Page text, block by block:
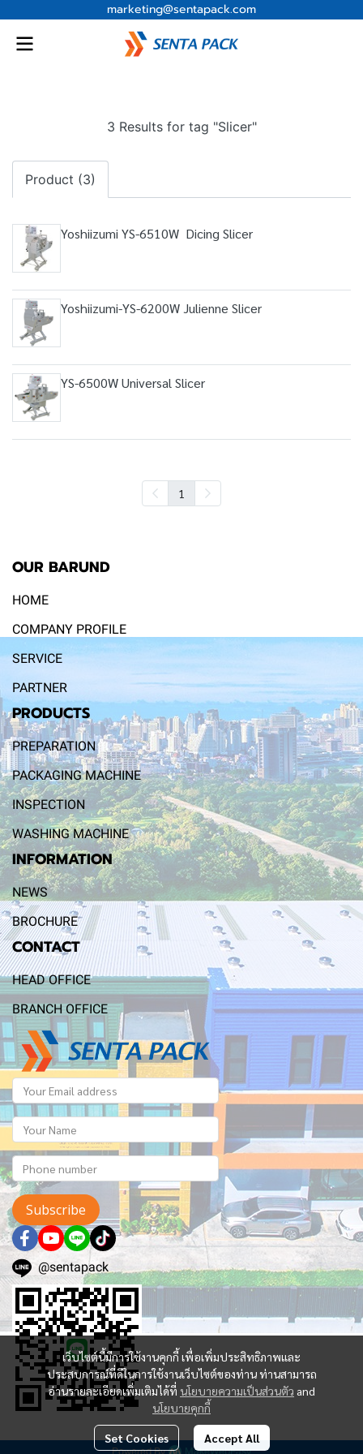
marketing@sentapack.com
3 Results for tag "Slicer"
Product (3)
Yoshiizumi YS-6510W Dicing Slicer
Yoshiizumi-YS-6200W Julienne Slicer
YS-6500W Universal Slicer
1
เว็บไซต์นี้มีการใช้งานคุกกี้ เพื่อเพิ่มประสิทธิภาพและ
ประสบการณ์ที่ดีในการใช้งานเว็บไซต์ของท่าน ท่านสามารถ
อ่านรายละเอียดเพิ่มเติมได้ที่ นโยบายความเป็นส่วนตัว and
นโยบายคุกกี้
Set Cookies Accept All
OUR BARUND
HOME
COMPANY PROFILE
SERVICE
PARTNER
PRODUCTS
PREPARATION
PACKAGING MACHINE
INSPECTION
WASHING MACHINE
INFORMATION
NEWS
BROCHURE
CONTACT
HEAD OFFICE
BRANCH OFFICE
Subscribe
@sentapack